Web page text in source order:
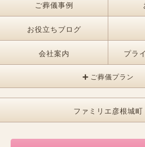
ご葬儀事例
お役立ちブログ
会社案内 プラ
ご葬儀プラン
ファミリエ彦根城町